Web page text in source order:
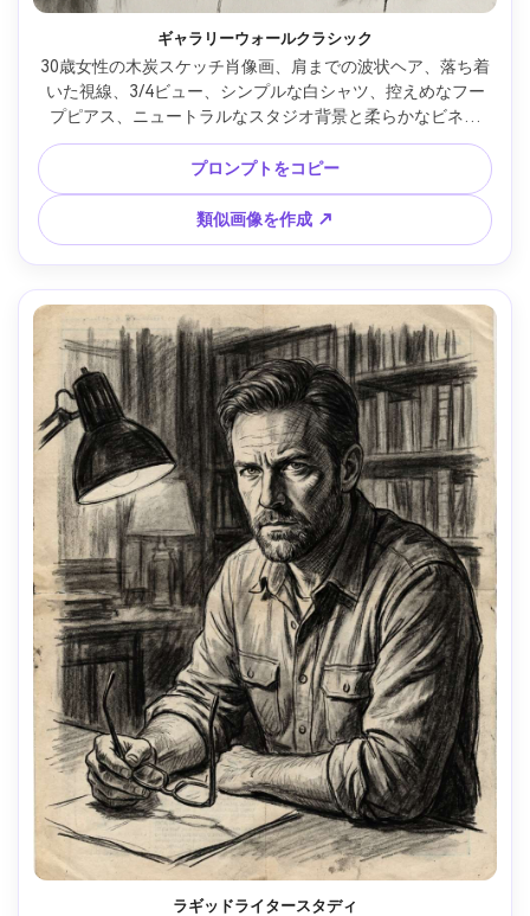
ギャラリーウォールクラシック
30歳女性の木炭スケッチ肖像画、肩までの波状ヘア、落ち着
いた視線、3/4ビュー、シンプルな白シャツ、控えめなフー
プピアス、ニュートラルなスタジオ背景と柔らかなビネッ
ト、上左からの劇的なキアロスクーロ照明、ぶどう木炭と圧
縮木炭のミックス、紙目が見える、練消しハイライトのチー
クボーン、目元のディテールが際立つ、背景の擦れは最小
限、エレガントなファインアート調、高精細、顔の輪郭エッ
ジがクリーン、85mmレンズ、浅い被写界深度 --ar 4:5
プロンプトをコピー
類似画像を作成 ↗
ラギッドライタースタディ